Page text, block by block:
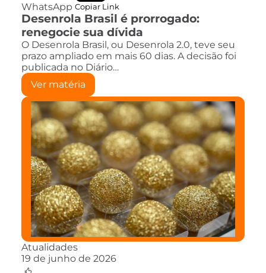
WhatsApp Copiar Link
Desenrola Brasil é prorrogado:
renegocie sua dívida
O Desenrola Brasil, ou Desenrola 2.0, teve seu
prazo ampliado em mais 60 dias. A decisão foi
publicada no Diário…
Ver matéria
Atualidades
19 de junho de 2026